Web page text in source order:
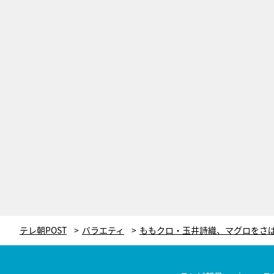
テレ朝POST バラエティ